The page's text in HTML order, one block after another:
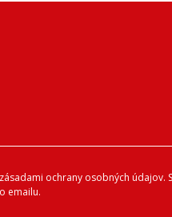
ochrany osobných
emailu.